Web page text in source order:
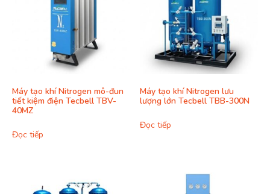
Máy tạo khí Nitrogen mô-đun
tiết kiệm điện Tecbell TBV-
40MZ
Đọc tiếp
Máy tạo khí Nitrogen lưu
lượng lớn Tecbell TBB-300N
Đọc tiếp